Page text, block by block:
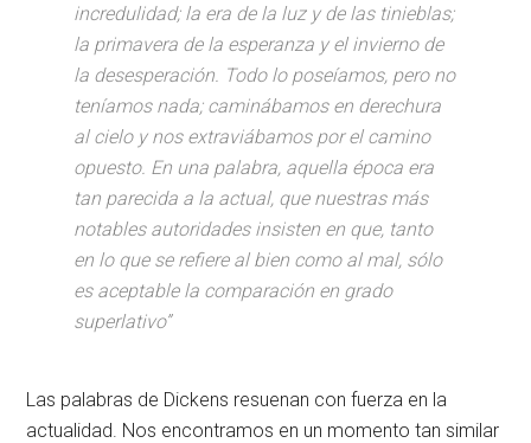
incredulidad; la era de la luz y de las tinieblas;
la primavera de la esperanza y el invierno de
la desesperación. Todo lo poseíamos, pero no
teníamos nada; caminábamos en derechura
al cielo y nos extraviábamos por el camino
opuesto. En una palabra, aquella época era
tan parecida a la actual, que nuestras más
notables autoridades insisten en que, tanto
en lo que se refiere al bien como al mal, sólo
es aceptable la comparación en grado
superlativo”
Las palabras de Dickens resuenan con fuerza en la
actualidad. Nos encontramos en un momento tan similar